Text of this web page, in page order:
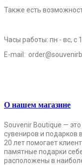
Также есть
Часы работы: пн - вс, с
E-mail:
О нашем магазине
Souvenir Boutique —
сувениров и подарков
20 лет помогает
памятные подарки
расположены в